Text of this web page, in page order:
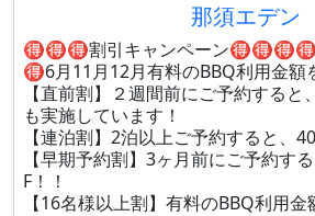
那須エデン
🉐🉐🉐割引キャンペーン🉐🉐🉐🉐
🉐6月11月12月有料のBBQ利用金額
【直前割】２週間前にご予約すると
も実施しています！
【連泊割】2泊以上ご予約すると、
【早期予約割】3ヶ月前にご予約す
F！！
【16名様以上割】有料のBBQ利用金